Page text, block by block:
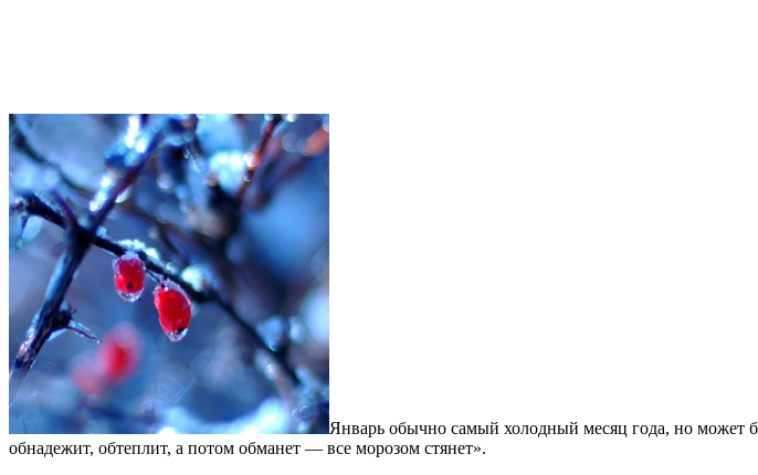
Январь обычно самый холодный месяц года, но может
обнадежит, обтеплит, а потом обманет — все морозом стянет».